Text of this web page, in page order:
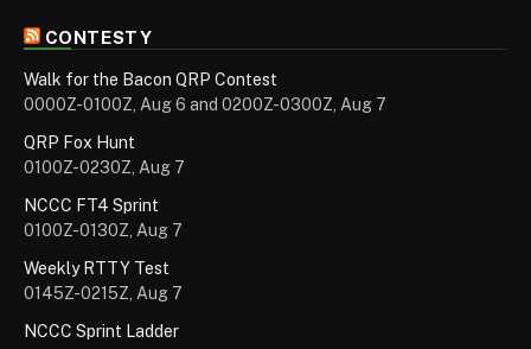
CONTESTY
Walk for the Bacon QRP Contest
0000Z-0100Z, Aug 6 and 0200Z-0300Z, Aug 7
QRP Fox Hunt
0100Z-0230Z, Aug 7
NCCC FT4 Sprint
0100Z-0130Z, Aug 7
Weekly RTTY Test
0145Z-0215Z, Aug 7
NCCC Sprint Ladder